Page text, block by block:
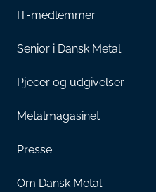
IT-medlemmer
Senior i Dansk Metal
Pjecer og udgivelser
Metalmagasinet
Presse
Om Dansk Metal